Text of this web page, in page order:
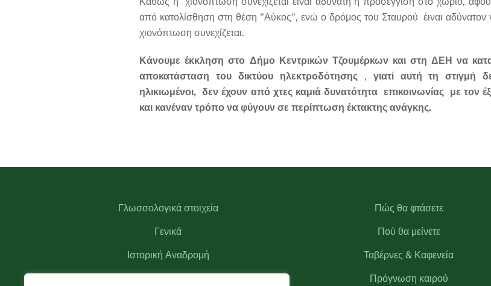
από κατολίσθηση στη θέση "Αύκος", ενώ ο δρόμος του Σταυρού έιναι αδύνατον
χιονόπτωση συνεχίζεται.
Κάνουμε έκκληση στο Δήμο Κεντρικών Τζουμέρκων και στη ΔΕΗ να
αποκατάσταση του δικτύου ηλεκτροδότησης, γιατί αυτή τη στιγμή
ηλικιωμένοι, δεν έχουν από χτες καμιά δυνατότητα επικοινωνίας με τον
και κανέναν τρόπο να φύγουν σε περίπτωση έκτακτης ανάγκης.
Γλωσσολογικά στοιχεία
Γενικά
Ιστορική Αναδρομή
Πώς θα φτάσετε
Πού θα μείνετε
Ταβέρνες & Καφενεία
Πρόγνωση καιρού